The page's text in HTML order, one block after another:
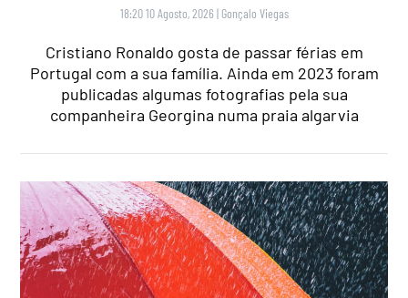
18:20 10 Agosto, 2026 | Gonçalo Viegas
Cristiano Ronaldo gosta de passar férias em
Portugal com a sua família. Ainda em 2023 foram
publicadas algumas fotografias pela sua
companheira Georgina numa praia algarvia